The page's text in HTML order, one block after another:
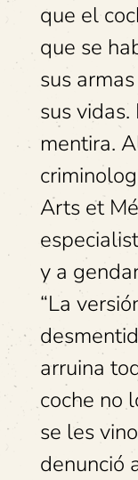
que el
que se
sus
sus
mentira.
Arts et
y a
“La
arruina
coche no
se les
denunció